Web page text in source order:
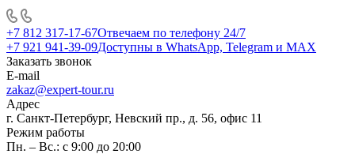
+7 812 317-17-67Отвечаем по телефону 24/7
+7 921 941-39-09Доступны в WhatsApp, Telegram и MAX
Заказать звонок
E-mail
zakaz@expert-tour.ru
Адрес
г. Санкт-Петербург, Невский пр., д. 56, офис 11
Режим работы
Пн. – Вс.: с 9:00 до 20:00